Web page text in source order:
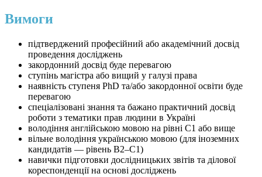
Вимоги
підтверджений професійний або академічний досвід
проведення досліджень
закордонний досвід буде перевагою
ступінь магістра або вищий у галузі права
наявність ступеня PhD та/або закордонної освіти буде
перевагою
спеціалізовані знання та бажано практичний досвід
роботи з тематики прав людини в Україні
володіння англійською мовою на рівні C1 або вище
вільне володіння українською мовою (для іноземних
кандидатів — рівень B2–C1)
навички підготовки дослідницьких звітів та ділової
кореспонденції на основі досліджень